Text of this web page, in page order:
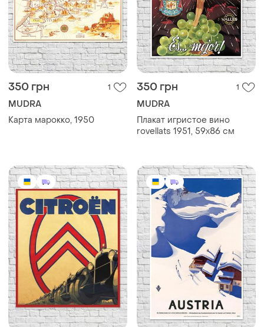
350 грн 1
MUDRA
Карта марокко, 1950
350 грн 1
MUDRA
Плакат игристое вино
rovellats 1951, 59х86 см